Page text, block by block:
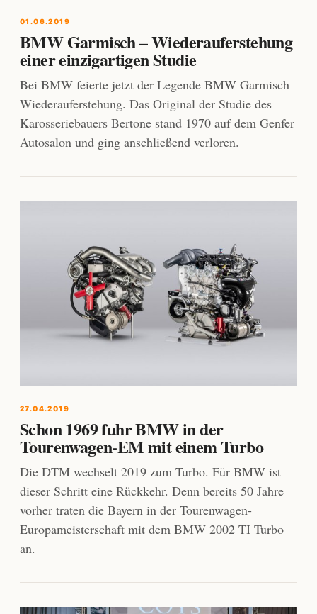
01.06.2019
BMW Garmisch – Wiederauferstehung
einer einzigartigen Studie
Bei BMW feierte jetzt der Legende BMW Garmisch
Wiederauferstehung. Das Original der Studie des
Karosseriebauers Bertone stand 1970 auf dem Genfer
Autosalon und ging anschließend verloren.
27.04.2019
Schon 1969 fuhr BMW in der
Tourenwagen-EM mit einem Turbo
Die DTM wechselt 2019 zum Turbo. Für BMW ist
dieser Schritt eine Rückkehr. Denn bereits 50 Jahre
vorher traten die Bayern in der Tourenwagen-
Europameisterschaft mit dem BMW 2002 TI Turbo
an.